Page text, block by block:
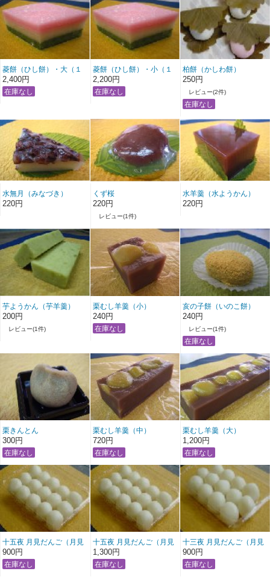
菱餅（ひし餅）・大（１
組２個セット）
2,400円
菱餅（ひし餅）・小（１
組２個セット）
2,200円
柏餅（かしわ餅）
250円
レビュー(2件)
水無月（みなづき）
220円
くず桜
220円
レビュー(1件)
水羊羹（水ようかん）
220円
芋ようかん（芋羊羹）
200円
レビュー(1件)
栗むし羊羹（小）
240円
亥の子餅（いのこ餅）
240円
レビュー(1件)
栗きんとん
300円
栗むし羊羹（中）
720円
栗むし羊羹（大）
1,200円
十五夜 月見だんご（月見
団子）・小
900円
十五夜 月見だんご（月見
団子）・大
1,300円
十三夜 月見だんご（月見
団子）・小
900円